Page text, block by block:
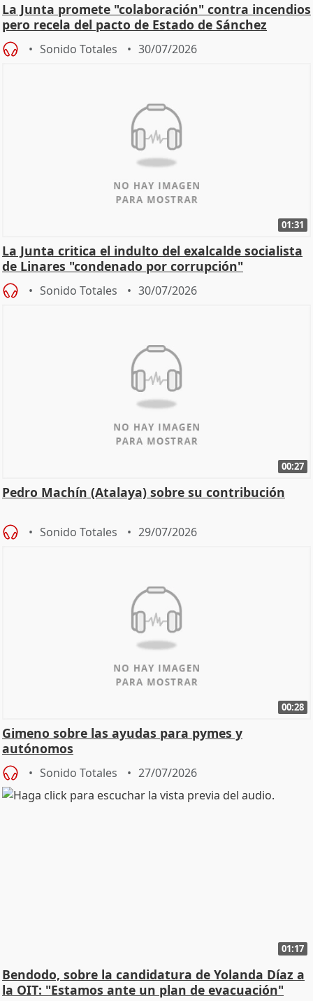
La Junta promete "colaboración" contra incendios
pero recela del pacto de Estado de Sánchez
Sonido Totales 30/07/2026
01:31
La Junta critica el indulto del exalcalde socialista
de Linares "condenado por corrupción"
Sonido Totales 30/07/2026
00:27
Pedro Machín (Atalaya) sobre su contribución
Sonido Totales 29/07/2026
00:28
Gimeno sobre las ayudas para pymes y
autónomos
Sonido Totales 27/07/2026
01:17
Bendodo, sobre la candidatura de Yolanda Díaz a
la OIT: "Estamos ante un plan de evacuación"